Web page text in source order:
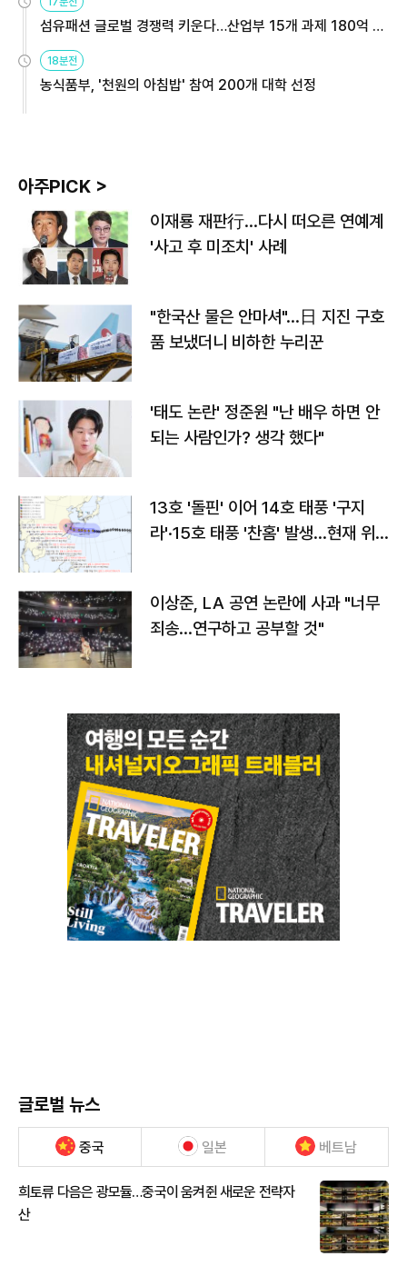
섬유패션 글로벌 경쟁력 키운다…산업부 15개 과제 180억 지
원
18분전
농식품부, '천원의 아침밥' 참여 200개 대학 선정
아주PICK >
이재룡 재판行…다시 떠오른 연예계
'사고 후 미조치' 사례
"한국산 물은 안마셔"…日 지진 구호
품 보냈더니 비하한 누리꾼
'태도 논란' 정준원 "난 배우 하면 안
되는 사람인가? 생각 했다"
13호 '돌핀' 이어 14호 태풍 '구지
라'·15호 태풍 '찬홈' 발생…현재 위
이상준, LA 공연 논란에 사과 "너무
죄송…연구하고 공부할 것"
글로벌 뉴스
중국 일본 베트남
희토류 다음은 광모듈…중국이 움켜쥔 새로운 전략자
산